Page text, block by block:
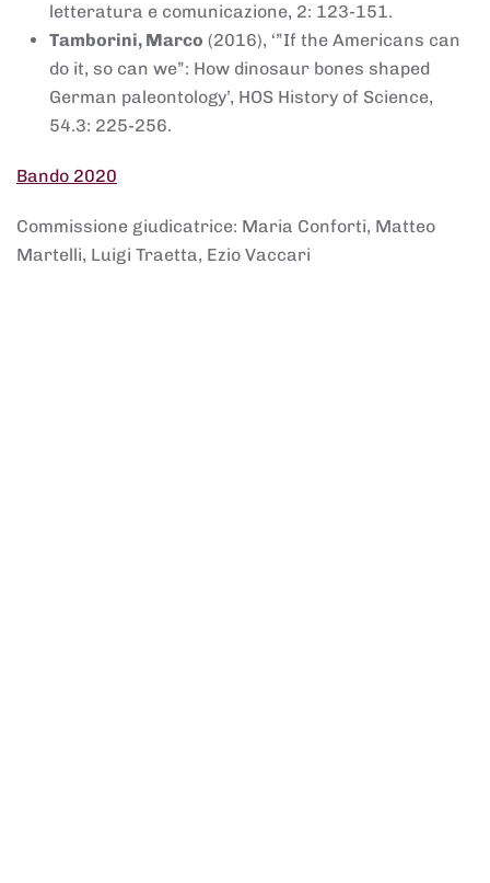
letteratura e comunicazione, 2: 123-151.
Tamborini, Marco (2016), ‘”If the Americans can
do it, so can we”: How dinosaur bones shaped
German paleontology’, HOS History of Science,
54.3: 225-256.
Bando 2020
Commissione giudicatrice: Maria Conforti, Matteo
Martelli, Luigi Traetta, Ezio Vaccari